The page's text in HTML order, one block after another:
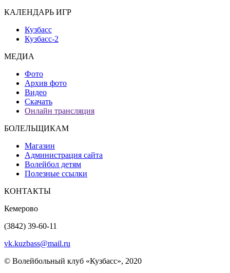
КАЛЕНДАРЬ ИГР
Кузбасс
Кузбасс-2
МЕДИА
Фото
Архив фото
Видео
Скачать
Онлайн трансляция
БОЛЕЛЬЩИКАМ
Магазин
Администрация сайта
Волейбол детям
Полезные ссылки
КОНТАКТЫ
Кемерово
(3842) 39-60-11
vk.kuzbass@mail.ru
© Волейбольный клуб «Кузбасс», 2020